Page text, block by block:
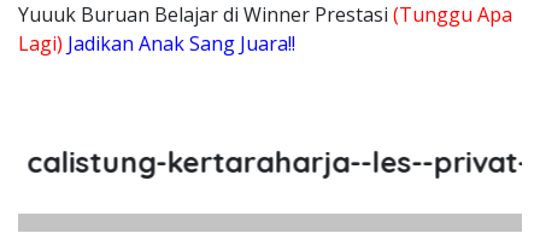
Yuuuk Buruan Belajar di Winner Prestasi (Tunggu Apa
Lagi) Jadikan Anak Sang Juara!!
kertaraharja--les--privat--